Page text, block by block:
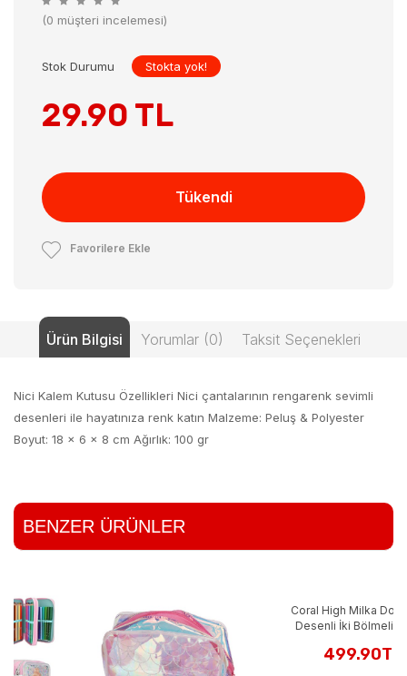
(0 müşteri incelemesi)
Stok Durumu Stokta yok!
29.90 TL
Tükendi
Favorilere Ekle
Ürün Bilgisi Yorumlar (0) Taksit Seçenekleri
Nici Kalem Kutusu Özellikleri Nici çantalarının rengarenk sevimli
desenleri ile hayatınıza renk katın Malzeme: Peluş & Polyester
Boyut: 18 x 6 x 8 cm Ağırlık: 100 gr
BENZER ÜRÜNLER